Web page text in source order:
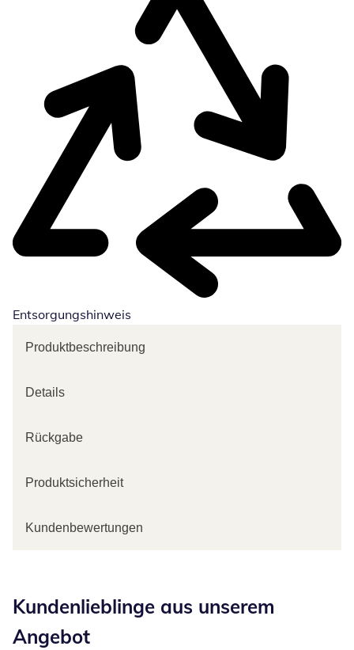
Entsorgungshinweis
Produktbeschreibung
Details
Rückgabe
Produktsicherheit
Kundenbewertungen
Kundenlieblinge aus unserem
Angebot